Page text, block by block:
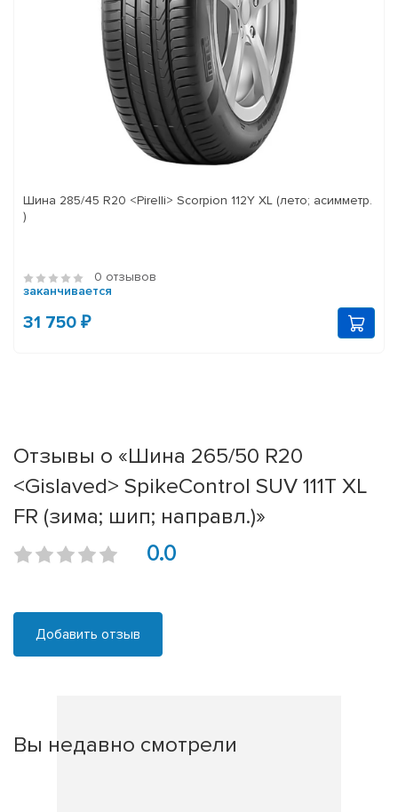
Шина 285/45 R20 <Pirelli> Scorpion 112Y XL (лето; асимметр.
)
0 отзывов
заканчивается
31 750 ₽
Отзывы о «Шина 265/50 R20
<Gislaved> SpikeControl SUV 111T XL
FR (зима; шип; направл.)»
0.0
Добавить отзыв
Вы недавно смотрели